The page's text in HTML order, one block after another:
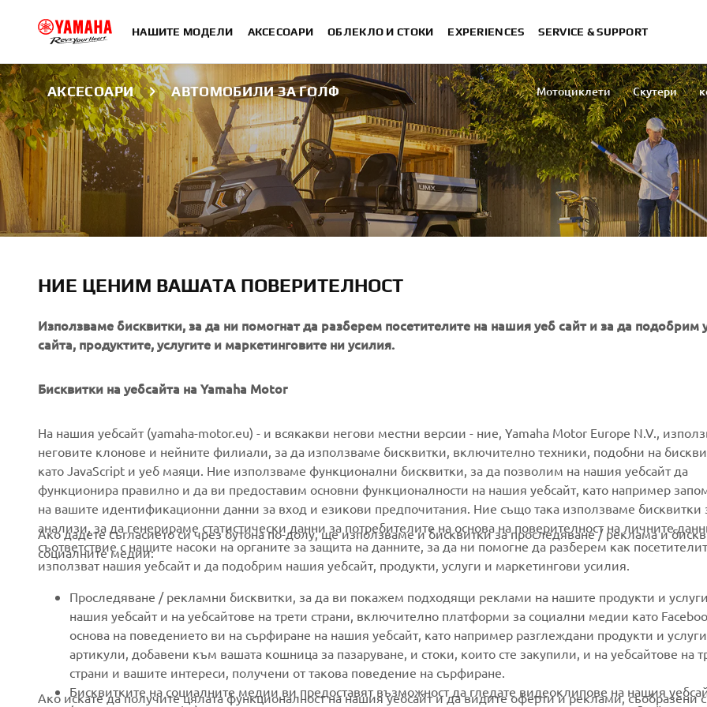
НАШИТЕ МОДЕЛИ АКСЕСОАРИ ОБЛЕКЛО И СТОКИ EXPERIENCES SERVICE & SUPPORT
АКСЕСОАРИ АВТОМОБИЛИ ЗА ГОЛФ Мотоциклети Скутери
ATV & Side by Side
АКСЕСОАРИ ЗА АВТОМОБИЛИ
GOLF
CORPORATE
About us
News
Events
Press
Working at Yamaha
Become a Dealer
Human Rights Policy
Sustainability Basic Policy
FOR BUSINESS
eBike systems
Authorities
Golfcourses
First responders
Robotics
Partnerships
Technical information for
independent dealers
MORE YAMAHA
MyYamaha
Yamaha Music
Yamaha Racing
Yamaha Motor Global
SUPPORT
Parts Catalogue
Book Maintenance
Dealer locator
Management of Waste
Batteries
НИЕ ЦЕНИМ ВАШАТА ПОВЕРИТЕЛНОСТ
Използваме бисквитки, за да ни помогнат да разберем посетителите на нашия уеб сайт и за да подобрим
сайта, продуктите, услугите и маркетинговите ни усилия.
Бисквитки на уебсайта на Yamaha Motor
На нашия уебсайт (yamaha-motor.eu) - и всякакви негови местни версии - ние, Yamaha Motor Europe N.V.,
неговите клонове и нейните филиали, за да използваме бисквитки, включително техники, подобни на
като JavaScript и уеб маяци. Ние използваме функционални бисквитки, за да позволим на нашия уебсайт да
функционира правилно и да ви предоставим основни функционалности на нашия уебсайт, като например
на вашите идентификационни данни за вход и езикови предпочитания. Ние също така използваме бисквитки
анализи, за да генерираме статистически данни за потребителите на основа на поверителност на личните
съответствие с нашите насоки на органите за защита на данните, за да ни помогне да разберем как
използват нашия уебсайт и да подобрим нашия уебсайт, продукти, услуги и маркетингови усилия.
Ако дадете съгласието си чрез бутона по-долу, ще използваме и бисквитки за проследяване / реклама и
социалните медии:
Проследяване / рекламни бисквитки, за да ви покажем подходящи реклами на нашите продукти и
нашия уебсайт и на уебсайтове на трети страни, включително платформи за социални медии като
основа на поведението ви на сърфиране на нашия уебсайт, като например разглеждани продукти и
артикули, добавени към вашата кошница за пазаруване, и стоки, които сте закупили, и на уебсайтове на
страни и вашите интереси, получени от такова поведение на сърфиране.
Бисквитките на социалните медии ви предоставят възможност да гледате видеоклипове на нашия
Ако искате да получите цялата функционалност на нашия уебсайт и да видите оферти и реклами, съобразени с